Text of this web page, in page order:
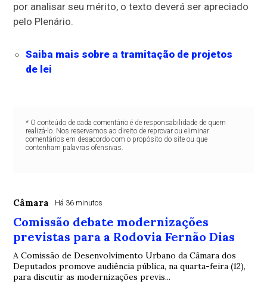
por analisar seu mérito, o texto deverá ser apreciado
pelo Plenário.
Saiba mais sobre a tramitação de projetos
de lei
* O conteúdo de cada comentário é de responsabilidade de quem
realizá-lo. Nos reservamos ao direito de reprovar ou eliminar
comentários em desacordo com o propósito do site ou que
contenham palavras ofensivas.
Câmara Há 36 minutos
Comissão debate modernizações
previstas para a Rodovia Fernão Dias
A Comissão de Desenvolvimento Urbano da Câmara dos
Deputados promove audiência pública, na quarta-feira (12),
para discutir as modernizações previs...